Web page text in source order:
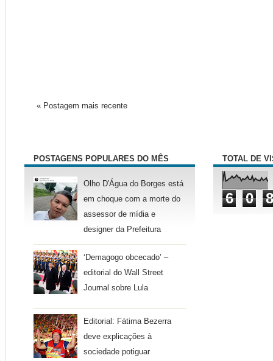
« Postagem mais recente
POSTAGENS POPULARES DO MÊS
Olho D'Água do Borges está
em choque com a morte do
assessor de mídia e
designer da Prefeitura
‘Demagogo obcecado’ –
editorial do Wall Street
Journal sobre Lula
Editorial: Fátima Bezerra
deve explicações à
sociedade potiguar
TOTAL DE
6 0 8